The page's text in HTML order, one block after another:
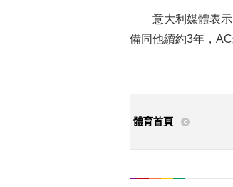
意大利媒體表示
備同他續約3年，
體育首頁